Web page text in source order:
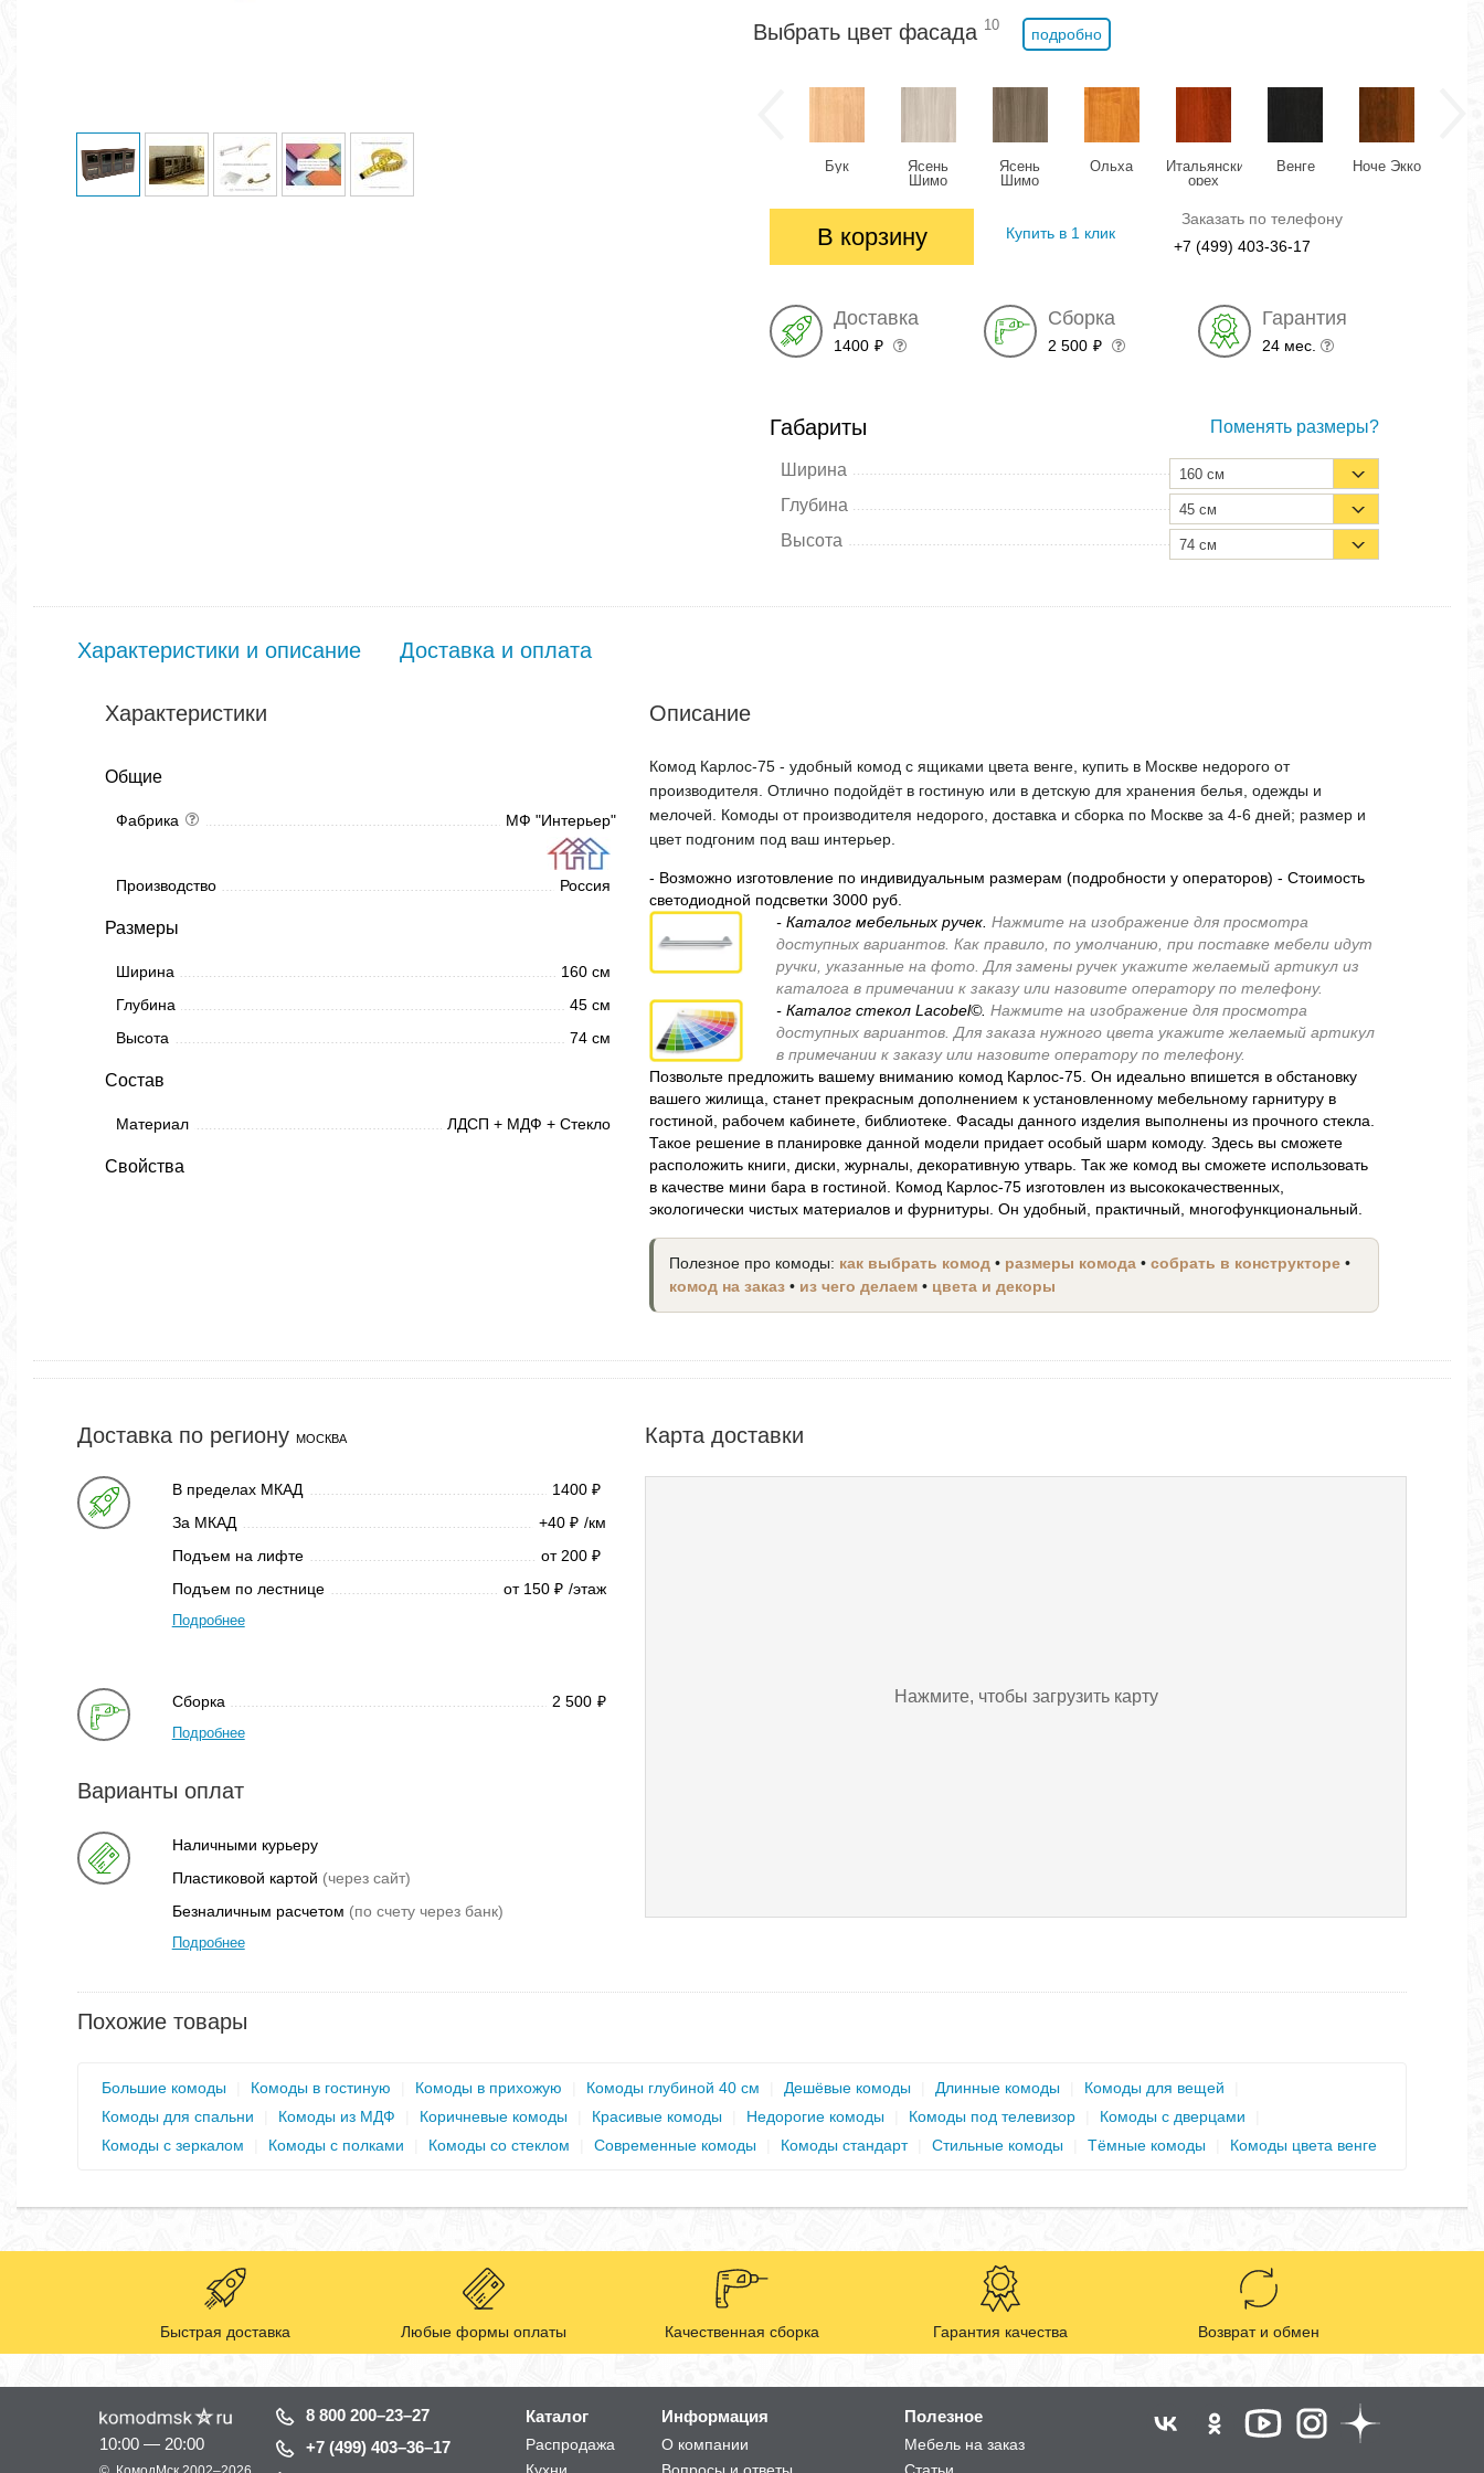
Выбрать цвет фасада 10
подробно
Бук
Ясень
Шимо
Ясень
Шимо
Ольха
Итальянский
орех
Венге Ноче Экко
В корзину Купить в 1 клик
Заказать по телефону
+7 (499) 403-36-17
Доставка
1400 ₽
Сборка
2 500 ₽
Гарантия
24 мес.
Габариты Поменять размеры?
Ширина 160 см
Глубина 45 см
Высота 74 см
Характеристики и описание Доставка и оплата
Характеристики
Общие
Фабрика МФ "Интерьер"
Производство Россия
Размеры
Ширина
160 см
Глубина
45 см
Высота
74 см
Состав
Материал ЛДСП + МДФ + Стекло
Свойства
Описание
Комод Карлос-75 - удобный комод с ящиками цвета венге, купить в Москве недорого от
производителя. Отлично подойдёт в гостиную или в детскую для хранения белья, одежды и
мелочей. Комоды от производителя недорого, доставка и сборка по Москве за 4-6 дней; размер и
цвет подгоним под ваш интерьер.
- Возможно изготовление по индивидуальным размерам (подробности у операторов) - Стоимость
светодиодной подсветки 3000 руб.
- Каталог мебельных ручек.Нажмите на изображение для просмотра
доступных вариантов. Как правило, по умолчанию, при поставке мебели идут
ручки, указанные на фото. Для замены ручек укажите желаемый артикул из
каталога в примечании к заказу или назовите оператору по телефону.
- Каталог стекол Lacobel©.Нажмите на изображение для просмотра
доступных вариантов. Для заказа нужного цвета укажите желаемый артикул
в примечании к заказу или назовите оператору по телефону.
Позвольте предложить вашему вниманию комод Карлос-75. Он идеально впишется в обстановку
вашего жилища, станет прекрасным дополнением к установленному мебельному гарнитуру в
гостиной, рабочем кабинете, библиотеке. Фасады данного изделия выполнены из прочного стекла.
Такое решение в планировке данной модели придает особый шарм комоду. Здесь вы сможете
расположить книги, диски, журналы, декоративную утварь. Так же комод вы сможете использовать
в качестве мини бара в гостиной. Комод Карлос-75 изготовлен из высококачественных,
экологически чистых материалов и фурнитуры. Он удобный, практичный, многофункциональный.
Полезное про комоды: как выбрать комод • размеры комода •собрать в конструкторе •
комод на заказ • из чего делаем • цвета и декоры
Доставка по региону МОСКВА
В пределах МКАД 1400 ₽
За МКАД +40 ₽ /км
Подъем на лифте
от 200 ₽
Подъем по лестнице от 150 ₽ /этаж
Подробнее
Сборка 2 500 ₽
Подробнее
Варианты оплат
Наличными курьеру
Пластиковой картой (через сайт)
Безналичным расчетом (по счету через банк)
Подробнее
Карта доставки
Нажмите, чтобы загрузить карту
Похожие товары
Большие комоды Комоды в гостиную Комоды в прихожую Комоды глубиной 40 см Дешёвые комоды Длинные комоды Комоды для вещей
Комоды для спальни
Комоды из МДФ Коричневые комоды Красивые комоды Недорогие комоды Комоды под телевизор Комоды с дверцами
Комоды с зеркалом
Комоды с полками Комоды со стеклом Современные комоды Комоды стандарт Стильные комоды Тёмные комоды Комоды цвета венге
Быстрая доставка Любые формы оплаты Качественная сборка Гарантия качества Возврат и обмен
10:00 — 20:00
8 800 200–23–27
+7 (499) 403–36–17
Каталог
Распродажа
Кухни
Информация
О компании
Вопросы и ответы
Полезное
Мебель на заказ
Статьи